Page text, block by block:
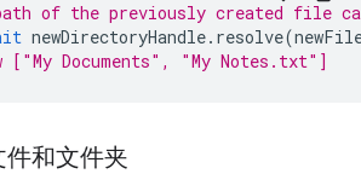
of the previously created file
newDirectoryHandle. resolve(
Documents", "My Notes.txt"]
和文件夹